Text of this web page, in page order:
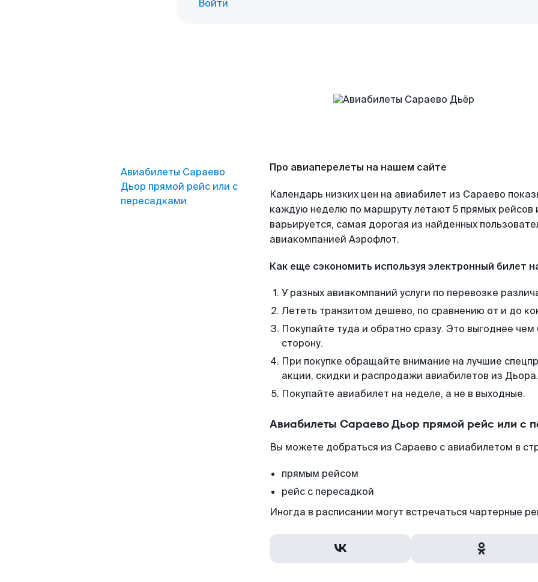
Войти
Авиабилеты Сараево
Дьор прямой рейс или с
пересадками
Про авиаперелеты на нашем сайте
Календарь низких цен на авиабилет из Сараево
каждую неделю по маршруту летают 5 прямых рейсов
варьируется, самая дорогая из найденных
авиакомпанией Аэрофлот.
Как еще сэкономить используя электронный билет
У разных авиакомпаний услуги по перевозке
Лететь транзитом дешево, по сравнению от и до
Покупайте туда и обратно сразу. Это выгоднее
сторону.
При покупке обращайте внимание на лучшие
акции, скидки и распродажи авиабилетов из Дьора.
Покупайте авиабилет на неделе, а не в выходные.
Авиабилеты Сараево Дьор прямой рейс или с
Вы можете добраться из Сараево с авиабилетом в
прямым рейсом
рейс с пересадкой
Иногда в расписании могут встречаться чартерные